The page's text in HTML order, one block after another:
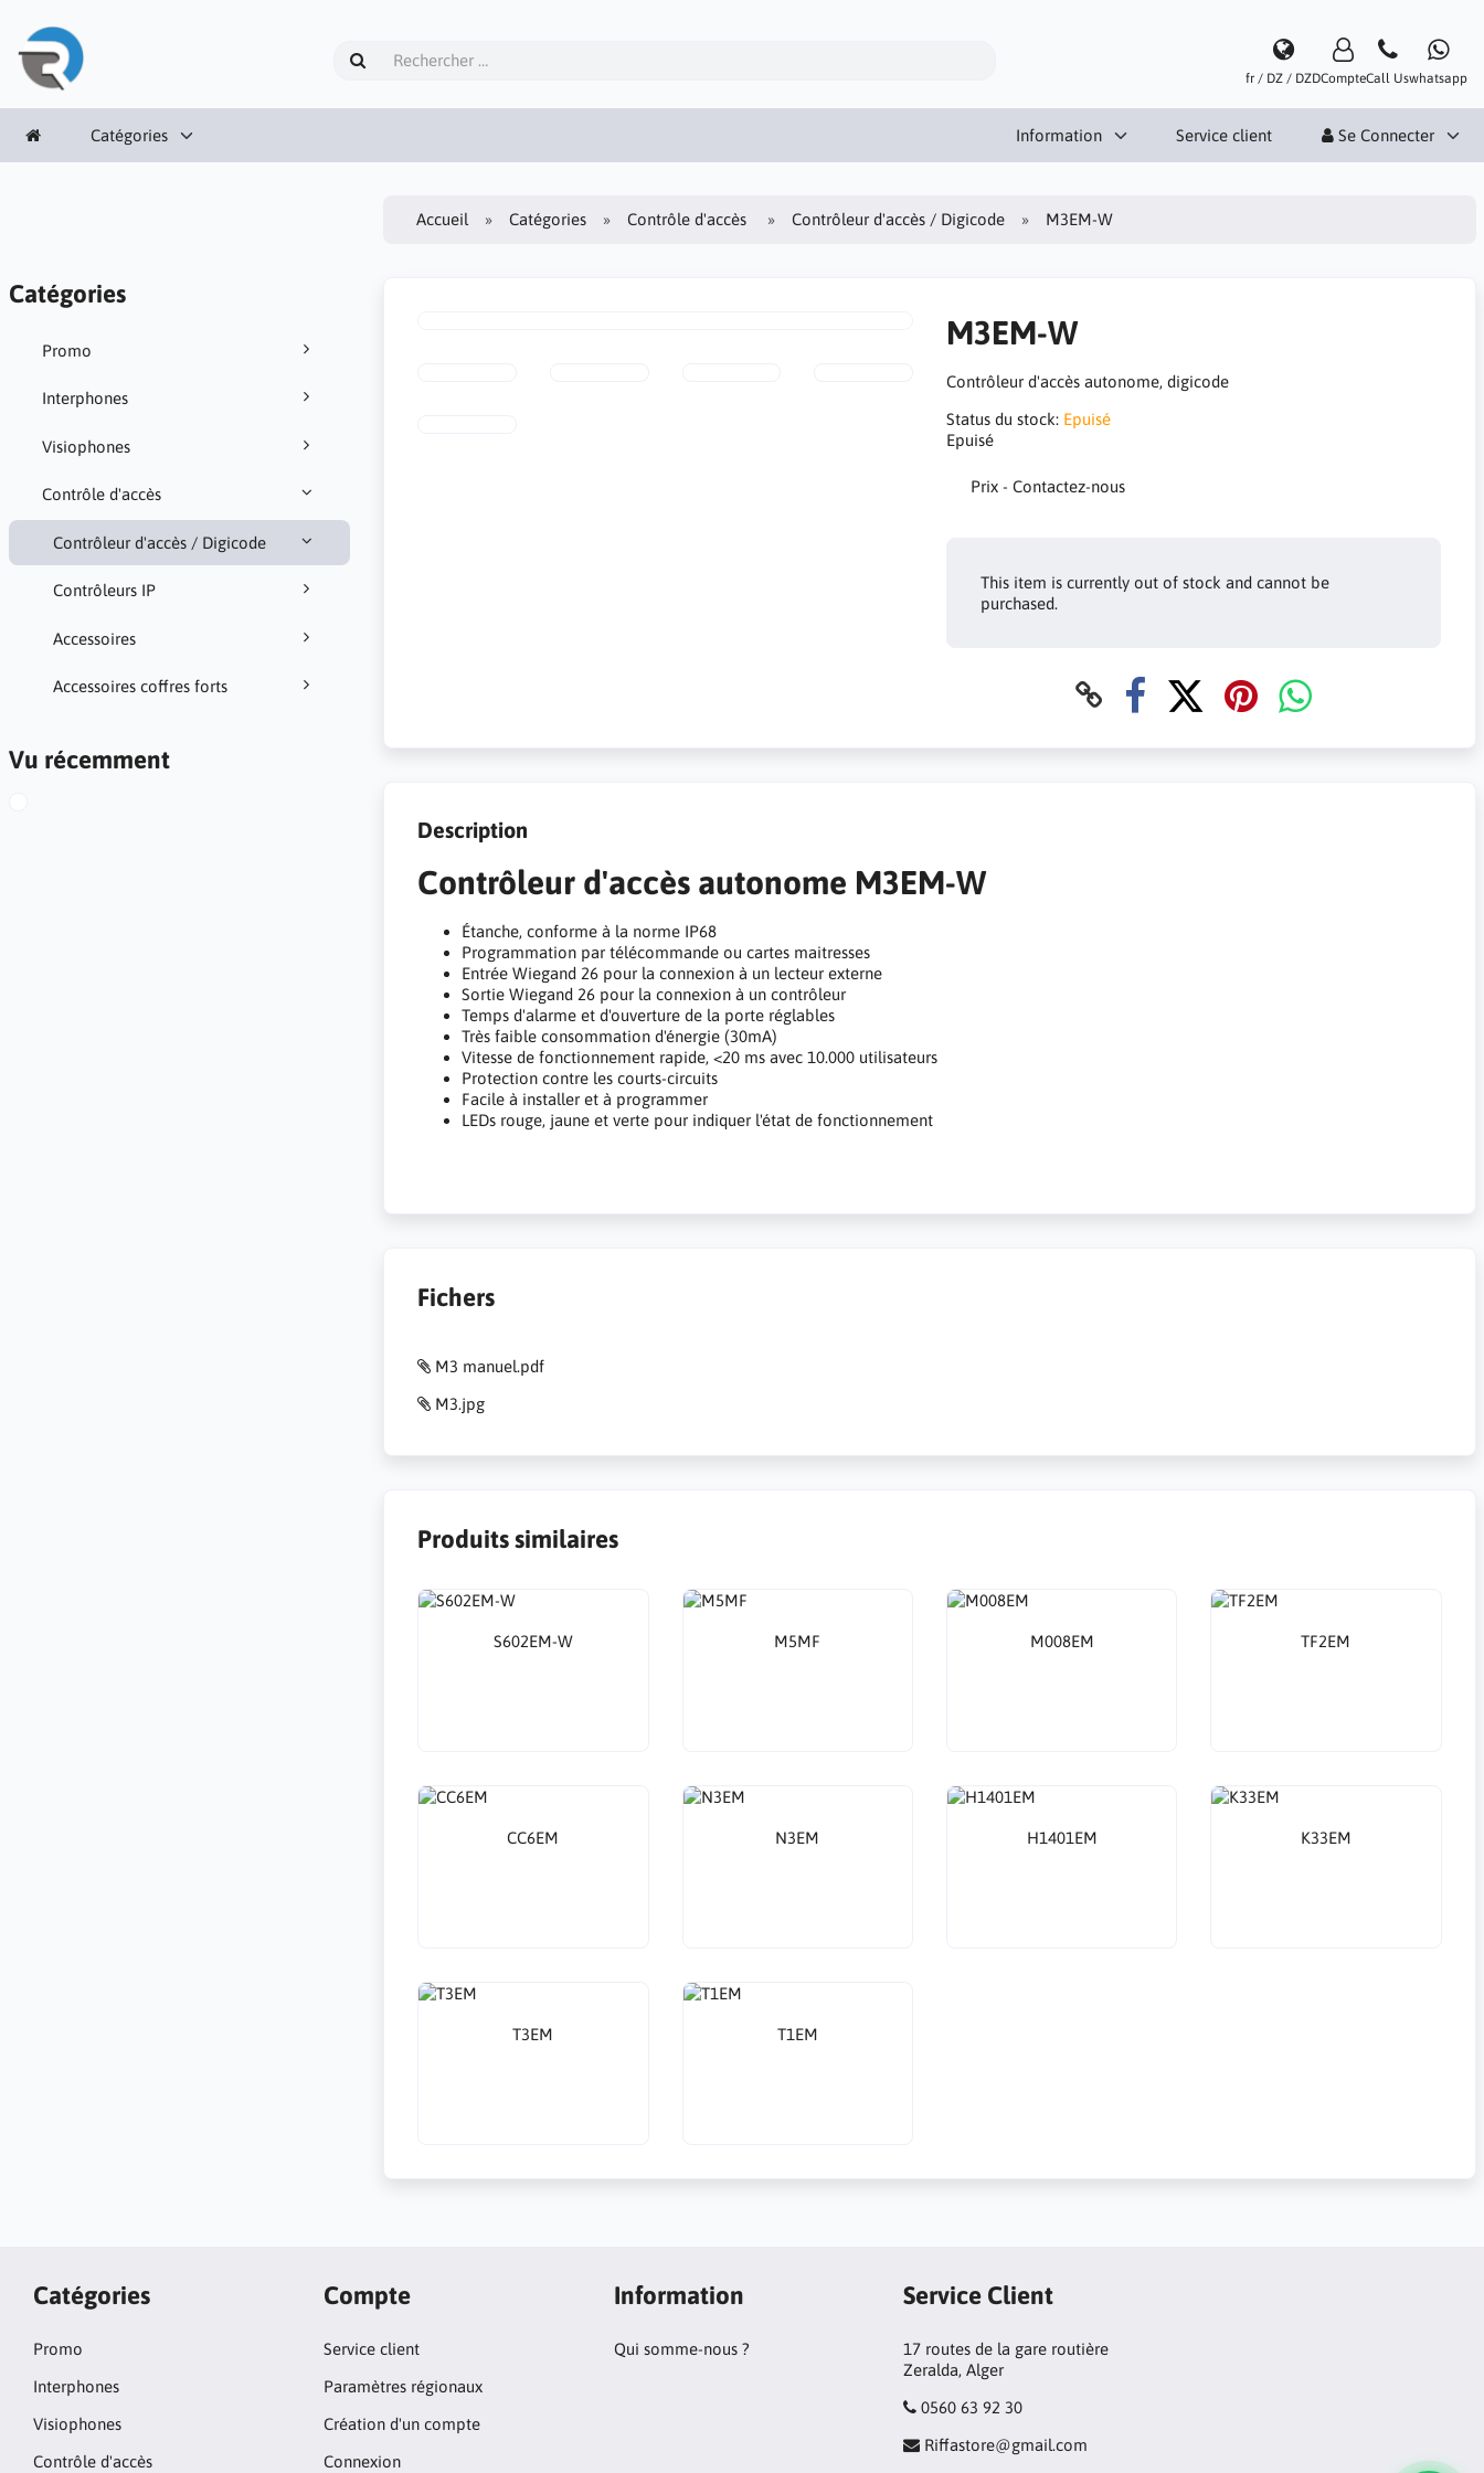
fr / DZ / DZDCompteCall Uswhatsapp
Catégories Information Service client Se Connecter
Catégories
Promo
Interphones
Visiophones
Contrôle d'accès
Contrôleur d'accès / Digicode
Contrôleurs IP
Accessoires
Accessoires coffres forts
Vu récemment
Accueil Catégories Contrôle d'accès Contrôleur d'accès / Digicode M3EM-W
M3EM-W
Contrôleur d'accès autonome, digicode
Status du stock: Epuisé
Epuisé
Prix - Contactez-nous
This item is currently out of stock and cannot be
purchased.
Description
Contrôleur d'accès autonome M3EM-W
Étanche, conforme à la norme IP68
Programmation par télécommande ou cartes maitresses
Entrée Wiegand 26 pour la connexion à un lecteur externe
Sortie Wiegand 26 pour la connexion à un contrôleur
Temps d'alarme et d'ouverture de la porte réglables
Très faible consommation d'énergie (30mA)
Vitesse de fonctionnement rapide, <20 ms avec 10.000 utilisateurs
Protection contre les courts-circuits
Facile à installer et à programmer
LEDs rouge, jaune et verte pour indiquer l'état de fonctionnement
Fichers
M3 manuel.pdf
M3.jpg
Produits similaires
S602EM-W M5MF M008EM TF2EM
CC6EM N3EM H1401EM K33EM
T3EM T1EM
Catégories
Promo
Interphones
Visiophones
Contrôle d'accès
Compte
Service client
Paramètres régionaux
Création d'un compte
Connexion
Information
Qui somme-nous ?
Service Client
17 routes de la gare routière
Zeralda, Alger
0560 63 92 30
Riffastore@gmail.com